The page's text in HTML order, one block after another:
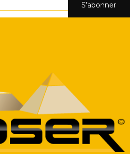
S’abonner